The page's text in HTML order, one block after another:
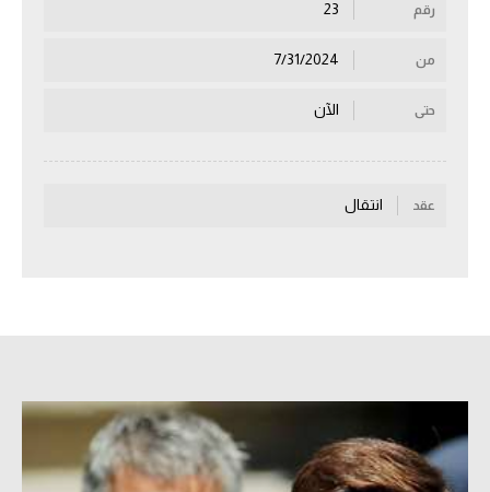
سعودي في الجول
رياضات أخرى
أمم إفريقيا
رقم
من
حتى الآن
عقد انتقال